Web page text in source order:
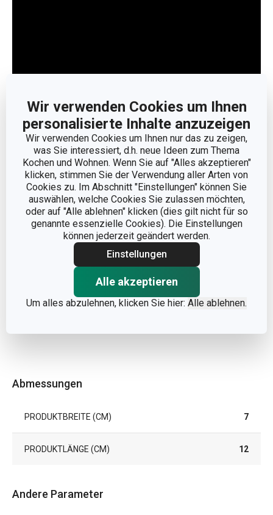
Wir verwenden Cookies um Ihnen
personalisierte Inhalte anzuzeigen
Wir verwenden Cookies um Ihnen nur das zu zeigen,
was Sie interessiert, d.h. neue Ideen zum Thema
Kochen und Wohnen. Wenn Sie auf "Alles akzeptieren"
klicken, stimmen Sie der Verwendung aller Arten von
Cookies zu. Im Abschnitt "Einstellungen" können Sie
auswählen, welche Cookies Sie zulassen möchten,
oder auf "Alle ablehnen" klicken (dies gilt nicht für so
genannte essenzielle Cookies). Die Einstellungen
können jederzeit geändert werden.
Einstellungen
Alle akzeptieren
Um alles abzulehnen, klicken Sie hier: Alle ablehnen.
Weniger anzeigen
Abmessungen
PRODUKTBREITE (CM) 7
PRODUKTLÄNGE (CM) 12
Andere Parameter